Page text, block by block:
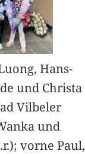
Hans-
und Christa
Vilbeler
und
vorne Paul,